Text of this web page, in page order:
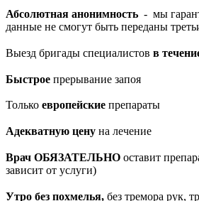
Абсолютная анонимность - мы
данные не смогут быть переданы
Выезд бригады специалистов в
Быстрое прерывание запоя
Только европейские препараты
Адекватную цену на лечение
Врач ОБЯЗАТЕЛЬНО оставит
зависит от услуги)
Утро без похмелья, без тремора рук,